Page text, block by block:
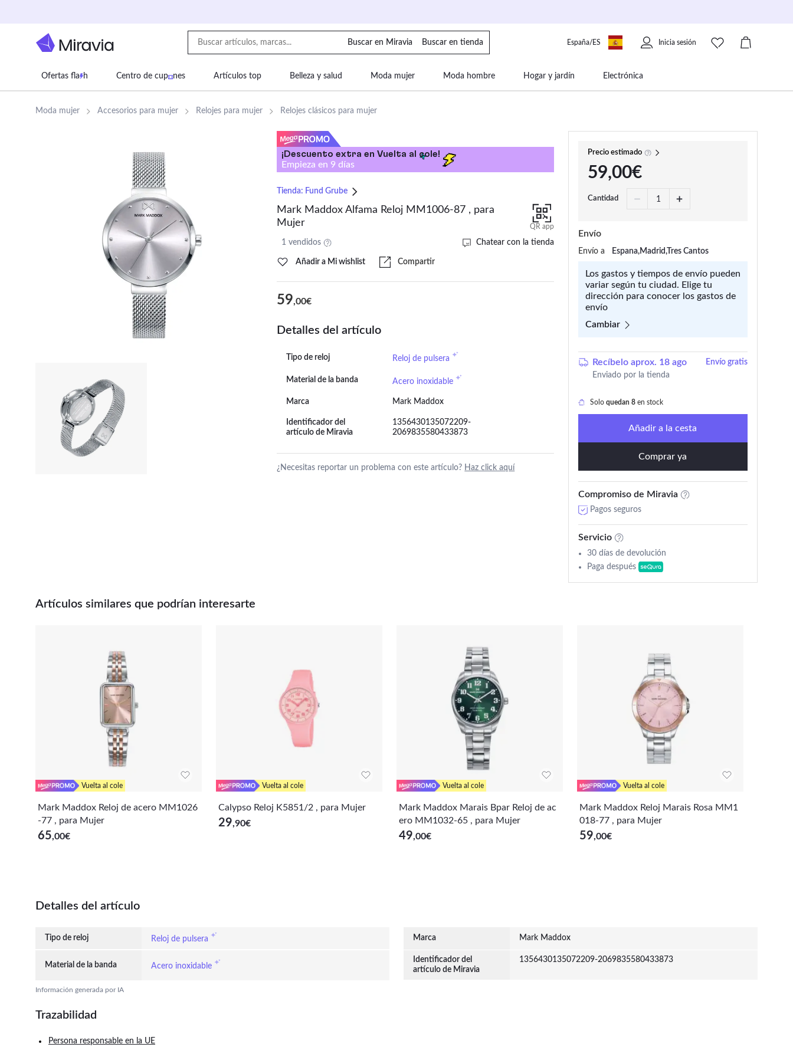
Buscar en Miravia Buscar en tienda España/ES Inicia sesión
Ofertas fla h Centro de cup nes Artículos top Belleza y salud Moda mujer Moda hombre Hogar y jardín Electrónica
Supermercado Deportes Equipaje Mascotas
Moda mujer Accesorios para mujer Relojes para mujer Relojes clásicos para mujer
¡Descuento extra en Vuelta al cole!
Empieza en 9 días
Tienda: Fund Grube
Mark Maddox Alfama Reloj MM1006-87 , para
Mujer
QR app
1 vendidos Chatear con la tienda
Añadir a Mi wishlist Compartir
59,00€
Detalles del artículo
Tipo de reloj Reloj de pulsera
Material de la banda Acero inoxidable
Marca Mark Maddox
Identificador del
artículo de Miravia
1356430135072209-
2069835580433873
¿Necesitas reportar un problema con este artículo? Haz click aquí
Precio estimado
59,00€
Cantidad
Envío
Envío a Espana,Madrid,Tres Cantos
Los gastos y tiempos de envío pueden
variar según tu ciudad. Elige tu
dirección para conocer los gastos de
envío
Cambiar
Recíbelo aprox. 18 ago
Envío gratis
Enviado por la tienda
Solo quedan 8 en stock
Añadir a la cesta
Comprar ya
Compromiso de Miravia
Pagos seguros
Servicio
30 días de devolución
Paga después
Artículos similares que podrían interesarte
Vuelta al cole
Mark Maddox Reloj de acero MM1026
-77 , para Mujer
65,00€
Vuelta al cole
Calypso Reloj K5851/2 , para Mujer
29,90€
Vuelta al cole
Mark Maddox Marais Bpar Reloj de ac
ero MM1032-65 , para Mujer
49,00€
Vuelta al cole
Mark Maddox Reloj Marais Rosa MM1
018-77 , para Mujer
59,00€
Detalles del artículo
Tipo de reloj Reloj de pulsera Marca Mark Maddox
Material de la banda Acero inoxidable
Identificador del
artículo de Miravia
1356430135072209-2069835580433873
Información generada por IA
Trazabilidad
Persona responsable en la UE